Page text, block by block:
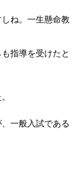
ね。一生懸命教
指導を受けたと
一般入試である